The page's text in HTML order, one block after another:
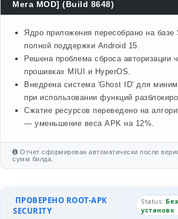
Мега MOD] (Build 8648)
Ядро приложения пересобрано на базе
полной поддержки Android 15.
Решена проблема сброса авторизации
прошивках MIUI и HyperOS.
Внедрена система 'Ghost ID' для
при использовании функций
Сжатие ресурсов переведено на
— уменьшение веса APK на 12%.
Отчет сформирован автоматически после
сумм билда.
ПРОВЕРЕНО ROOT-APK
SECURITY
Status:
установк